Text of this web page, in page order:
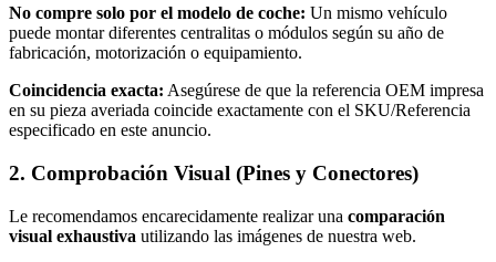
No compre solo por el modelo de coche: Un mismo vehículo
puede montar diferentes centralitas o módulos según su año de
fabricación, motorización o equipamiento.
Coincidencia exacta: Asegúrese de que la referencia OEM impresa
en su pieza averiada coincide exactamente con el SKU/Referencia
especificado en este anuncio.
2. Comprobación Visual (Pines y Conectores)
Le recomendamos encarecidamente realizar una comparación
visual exhaustiva utilizando las imágenes de nuestra web.